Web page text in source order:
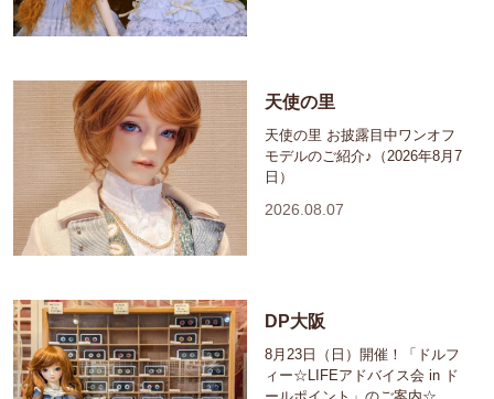
天使の里
天使の里 お披露目中ワンオフ
モデルのご紹介♪（2026年8月7
日）
2026.08.07
DP大阪
8月23日（日）開催！「ドルフ
ィー☆LIFEアドバイス会 in ド